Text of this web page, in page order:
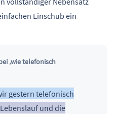
Einschub ein
‚wie telefonisch
gestern telefonisch
und die